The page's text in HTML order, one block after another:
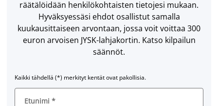
räätälöidään henkilökohtaisten tietojesi mukaan.
Hyväksyessäsi ehdot osallistut samalla
kuukausittaiseen arvontaan, jossa voit voittaa 300
euron arvoisen JYSK-lahjakortin. Katso kilpailun
säännöt.
Kaikki tähdellä (*) merkityt kentät ovat pakollisia.
Etunimi *